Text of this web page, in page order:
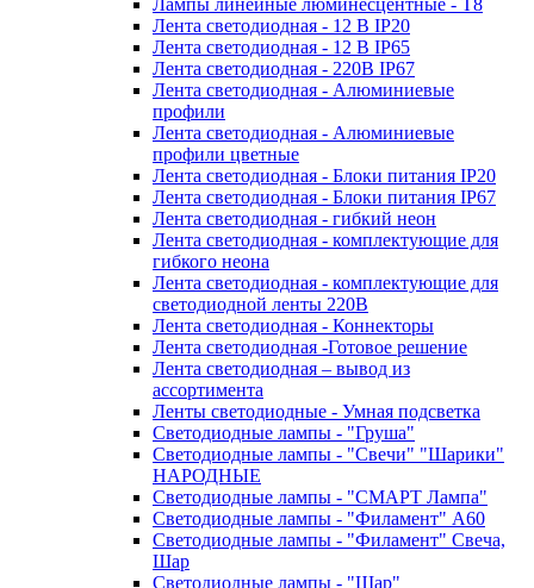
Лампы линейные люминесцентные - Т8
Лента светодиодная - 12 В IP20
Лента светодиодная - 12 В IP65
Лента светодиодная - 220В IP67
Лента светодиодная - Алюминиевые
профили
Лента светодиодная - Алюминиевые
профили цветные
Лента светодиодная - Блоки питания IP20
Лента светодиодная - Блоки питания IP67
Лента светодиодная - гибкий неон
Лента светодиодная - комплектующие для
гибкого неона
Лента светодиодная - комплектующие для
светодиодной ленты 220В
Лента светодиодная - Коннекторы
Лента светодиодная -Готовое решение
Лента светодиодная – вывод из
ассортимента
Ленты светодиодные - Умная подсветка
Светодиодные лампы - "Груша"
Светодиодные лампы - "Свечи" "Шарики"
НАРОДНЫЕ
Светодиодные лампы - "СМАРТ Лампа"
Светодиодные лампы - "Филамент" A60
Светодиодные лампы - "Филамент" Свеча,
Шар
Светодиодные лампы - "Шар"